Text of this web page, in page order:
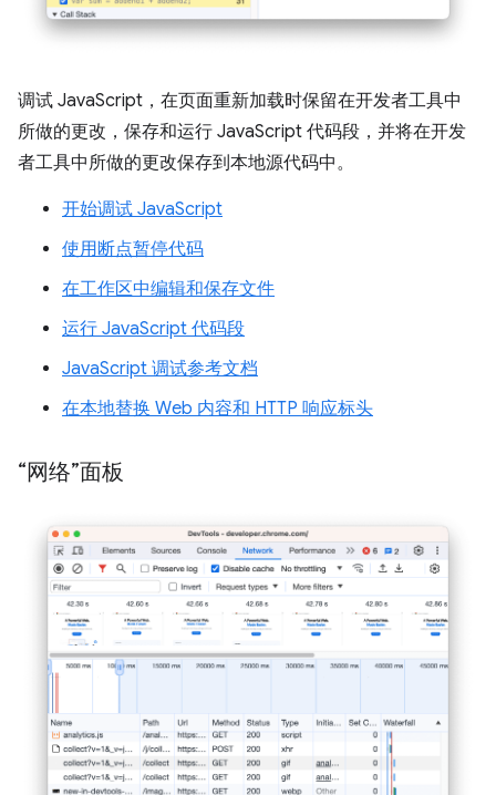
调试 JavaScript，在页面重新加载时保留在开发者工具中
所做的更改，保存和运行 JavaScript 代码段，并将在开发
者工具中所做的更改保存到本地源代码中。
开始调试 JavaScript
使用断点暂停代码
在工作区中编辑和保存文件
运行 JavaScript 代码段
JavaScript 调试参考文档
在本地替换 Web 内容和 HTTP 响应标头
“网络”面板